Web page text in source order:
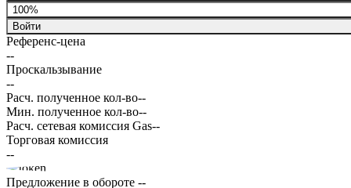
100%
Войти
Референс-цена
--
Проскальзывание
--
Расч. полученное кол-во--
Мин. полученное кол-во--
Расч. сетевая комиссия Gas--
Торговая комиссия
--
Предложение в обороте --